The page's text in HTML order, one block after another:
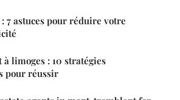
7 astuces pour réduire votre
à limoges : 10 stratégies
pour réussir